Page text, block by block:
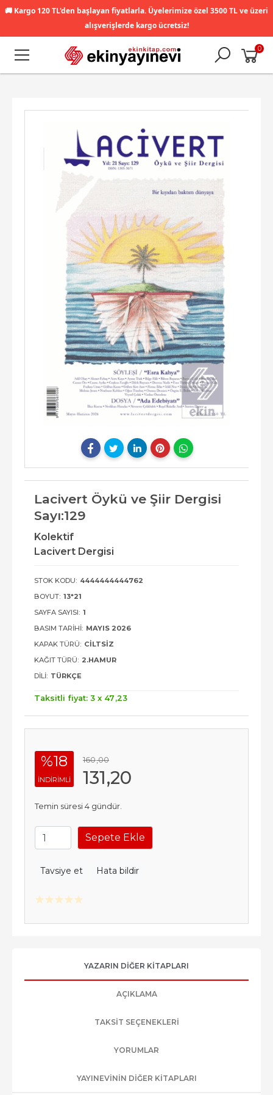
🚚 Kargo 120 TL'den başlayan fiyatlarla. Üyelerimize özel 3500 TL ve üzeri
alışverişlerde kargo ücretsiz!
0
Lacivert Öykü ve Şiir Dergisi
Sayı:129
Kolektif
Lacivert Dergisi
STOK KODU: 4444444444762
BOYUT: 13*21
SAYFA SAYISI: 1
BASIM TARIHI: MAYIS 2026
KAPAK TÜRÜ: CILTSIZ
KAĞIT TÜRÜ: 2.HAMUR
DILI: TÜRKÇE
Taksitli fiyat: 3 x 47 ,23
%18
INDIRIMLI
160,00
131,20
Temin süresi 4 gündür.
Sepete Ekle
Tavsiye et Hata bildir
YAZARIN DIĞER KITAPLARI
AÇIKLAMA
TAKSIT SEÇENEKLERI
YORUMLAR
YAYINEVININ DIĞER KITAPLARI